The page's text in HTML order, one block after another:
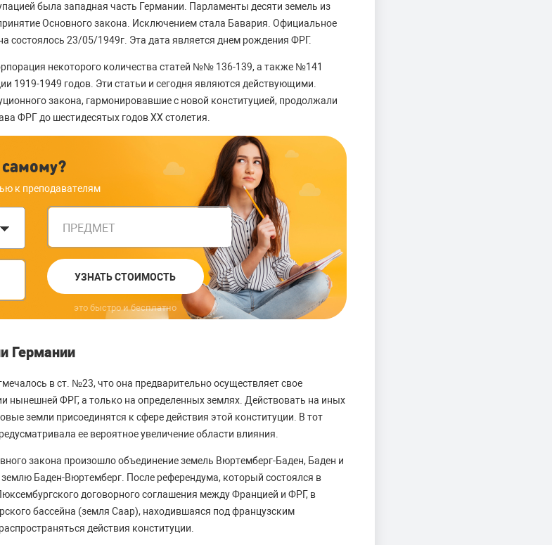
была западная часть Германии. Парламенты десяти земель из
Основного закона. Исключением стала Бавария. Официальное
состоялось 23/05/1949г. Эта дата является днем рождения ФРГ.
некоторого количества статей №№ 136-139, а также №141
1919-1949 годов. Эти статьи и сегодня являются действующими.
закона, гармонировавшие с новой конституцией, продолжали
ФРГ до шестидесятых годов XX столетия.
к преподавателям
ПРЕДМЕТ
УЗНАТЬ СТОИМОСТЬ
это быстро и бесплатно
Германии
в ст. №23, что она предварительно осуществляет свое
нынешней ФРГ, а только на определенных землях. Действовать на иных
земли присоединятся к сфере действия этой конституции. В тот
ее вероятное увеличение области влияния.
закона произошло объединение земель Вюртемберг-Баден, Баден и
Баден-Вюртемберг. После референдума, который состоялся в
договорного соглашения между Францией и ФРГ, в
бассейна (земля Саар), находившаяся под французским
действия конституции.